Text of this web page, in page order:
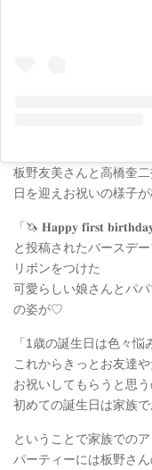
板野友美さんと高橋奎
日を迎えお祝いの様子
「🦄 𝐇𝐚𝐩𝐩𝐲 𝐟𝐢𝐫𝐬𝐭
と投稿されたバースデ
リボンをつけた
可愛らしい娘さんとパ
の姿が♡
「1歳の誕生日は色々悩
これからきっとお友達
お祝いしてもらうと思
初めての誕生日は家族で
ということで家族での
パーティーには板野さ